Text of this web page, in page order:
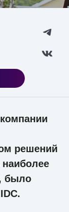
решений
наиболее
было